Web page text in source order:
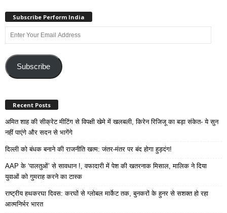
Subscribe Perform India
Enter
Your
AddressSubscribe
Recent Posts
अमित शाह की सीक्रेट मीटिंग से विपक्षी खेमे में खलबली, किरेन रिजिजू का बड़ा संकेत- ये सुन
नहीं पाएंगे और सदन से भागेंगे
दिल्ली को बंधक बनाने की राजनीति खत्म: जंतर-मंतर पर बंद होगा हुड़दंग!
AAP के ‘पालतुओं’ से सावधान !, वफादारी में पेश की खतरनाक मिसाल, मालिक ने दिया
युवाओं को गुमराह करने का टास्क
राष्ट्रीय हथकरघा दिवस: करघों से ग्लोबल मार्केट तक, बुनकरों के हुनर से सशक्त हो रहा
आत्मनिर्भर भारत